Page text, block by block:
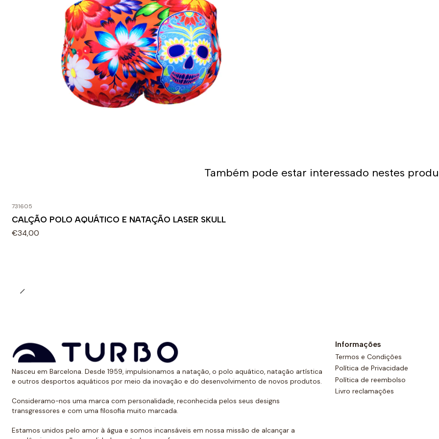
homem que os usa. É por
Também pode estar interessado nestes
731605
CALÇÃO POLO AQUÁTICO E NATAÇÃO LASER SKULL
€34,00
Nasceu em Barcelona. Desde 1959, impulsionamos a natação, o polo aquático, natação artística
e outros desportos aquáticos por meio da inovação e do desenvolvimento de novos produtos.
Consideramo-nos uma marca com personalidade, reconhecida pelos seus designs
transgressores e com uma filosofia muito marcada.
Estamos unidos pelo amor à água e somos incansáveis em nossa missão de alcançar a
Informações
Termos e Condições
Política de Privacidade
Política de reembolso
Livro reclamações